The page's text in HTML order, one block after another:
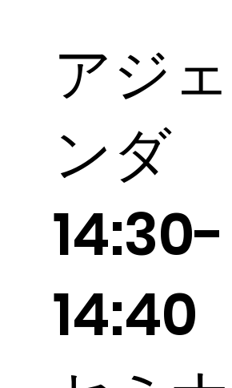
14:30-
14:40
​アジェ
ンダ